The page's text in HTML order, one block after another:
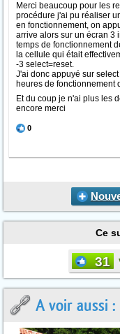
Merci beaucoup pour les
procédure j'ai pu réaliser
en fonctionnement, on
arrive alors sur un écran 3
temps de fonctionnement
la cellule qui était
-3 select=reset.
J'ai donc appuyé sur
heures de fonctionnement
Et du coup je n'ai plus les
encore merci
0
Ce
31
A voir aussi :